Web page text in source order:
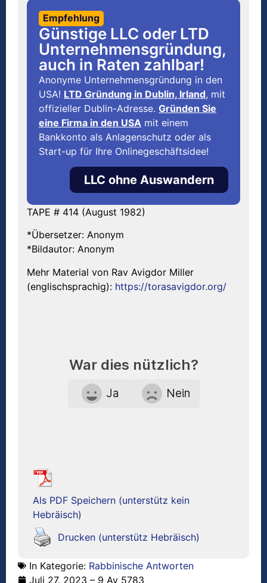
Empfehlung
Günstige LLC oder LTD
Unternehmensgründung,
auch in Raten zahlbar!
Anonyme Unternehmensgründung in den
USA! LTD Gründung in Dublin, Irland, mit
offizieller Dublin-Adresse. Gründen Sie
eine Firma in den USA mit einem
Bankkonto als Anlagenschutz oder als
Start-up für Ihre Onlinegeschäftsidee!
LLC ohne Auswandern
TAPE # 414 (August 1982)
*Übersetzer: Anonym
*Bildautor: Anonym
Mehr Material von Rav Avigdor Miller
(englischsprachig): https://torasavigdor.org/
War dies nützlich?
Ja Nein
Als PDF Speichern (unterstütz kein
Hebräisch)
Drucken (unterstütz Hebräisch)
In Kategorie: Rabbinische Antworten
Juli 27, 2023 – 9 Av 5783